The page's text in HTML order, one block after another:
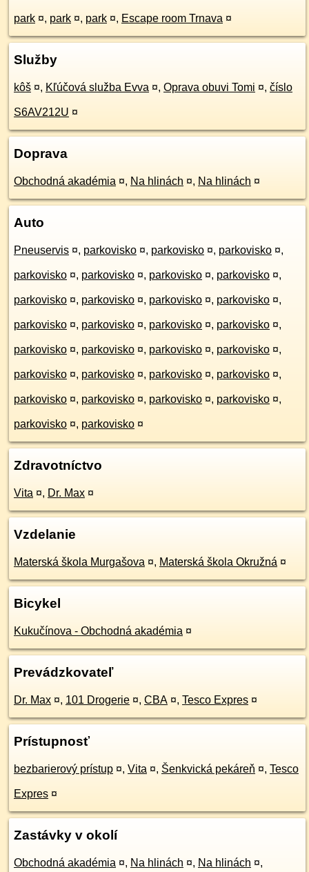
park ¤, park ¤, park ¤, Escape room Trnava ¤
Služby
kôš ¤, Kľúčová služba Evva ¤, Oprava obuvi Tomi ¤, číslo
S6AV212U ¤
Doprava
Obchodná akadémia ¤, Na hlinách ¤, Na hlinách ¤
Auto
Pneuservis ¤, parkovisko ¤, parkovisko ¤, parkovisko ¤,
parkovisko ¤, parkovisko ¤, parkovisko ¤, parkovisko ¤,
parkovisko ¤, parkovisko ¤, parkovisko ¤, parkovisko ¤,
parkovisko ¤, parkovisko ¤, parkovisko ¤, parkovisko ¤,
parkovisko ¤, parkovisko ¤, parkovisko ¤, parkovisko ¤,
parkovisko ¤, parkovisko ¤, parkovisko ¤, parkovisko ¤,
parkovisko ¤, parkovisko ¤, parkovisko ¤, parkovisko ¤,
parkovisko ¤, parkovisko ¤
Zdravotníctvo
Vita ¤, Dr. Max ¤
Vzdelanie
Materská škola Murgašova ¤, Materská škola Okružná ¤
Bicykel
Kukučínova - Obchodná akadémia ¤
Prevádzkovateľ
Dr. Max ¤, 101 Drogerie ¤, CBA ¤, Tesco Expres ¤
Prístupnosť
bezbarierový prístup ¤, Vita ¤, Šenkvická pekáreň ¤, Tesco
Expres ¤
Zastávky v okolí
Obchodná akadémia ¤, Na hlinách ¤, Na hlinách ¤,